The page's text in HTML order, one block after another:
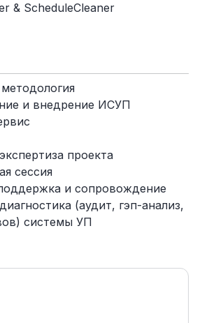
& ScheduleCleaner
и внедрение ИСУП
проекта
сессия
и сопровождение
(аудит, гэп-анализ,
системы УП